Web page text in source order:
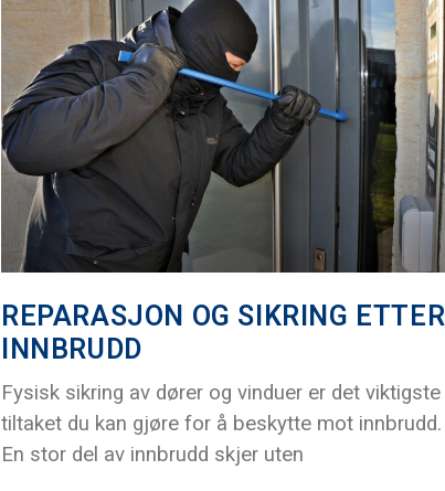
REPARASJON OG SIKRING ETTER
INNBRUDD
Fysisk sikring av dører og vinduer er det viktigste
tiltaket du kan gjøre for å beskytte mot innbrudd.
En stor del av innbrudd skjer uten